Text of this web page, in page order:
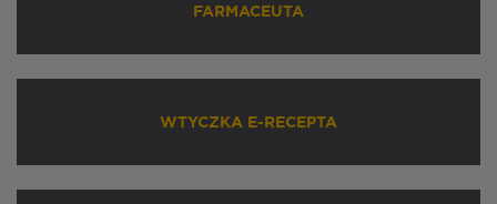
FARMACEUTA
WTYCZKA E-RECEPTA